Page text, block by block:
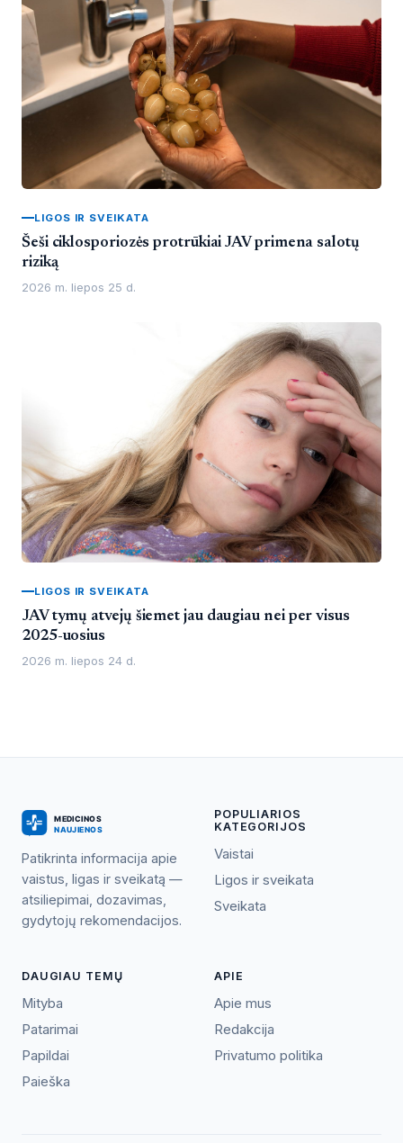
LIGOS IR SVEIKATA
Šeši ciklosporiozės protrūkiai JAV primena salotų
riziką
2026 m. liepos 25 d.
LIGOS IR SVEIKATA
JAV tymų atvejų šiemet jau daugiau nei per visus
2025-uosius
2026 m. liepos 24 d.
Patikrinta informacija apie
vaistus, ligas ir sveikatą —
atsiliepimai, dozavimas,
gydytojų rekomendacijos.
POPULIARIOS
KATEGORIJOS
Vaistai
Ligos ir sveikata
Sveikata
DAUGIAU TEMŲ
Mityba
Patarimai
Papildai
Paieška
APIE
Apie mus
Redakcija
Privatumo politika